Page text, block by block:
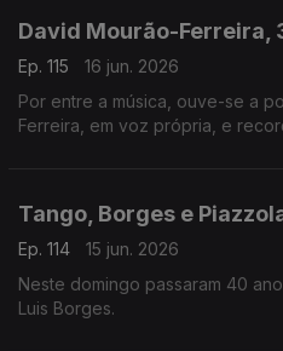
David Mourão-Ferreira,
Ep. 115
16 jun. 2026
Por entre a música, ouve-se a
Ferreira, em voz própria, e
Tango, Borges e
Ep. 114
15 jun. 2026
Neste domingo passaram 40
Luis Borges.